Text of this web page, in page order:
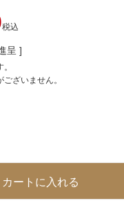
税込
呈 ]
ざいません。
カートに入れる